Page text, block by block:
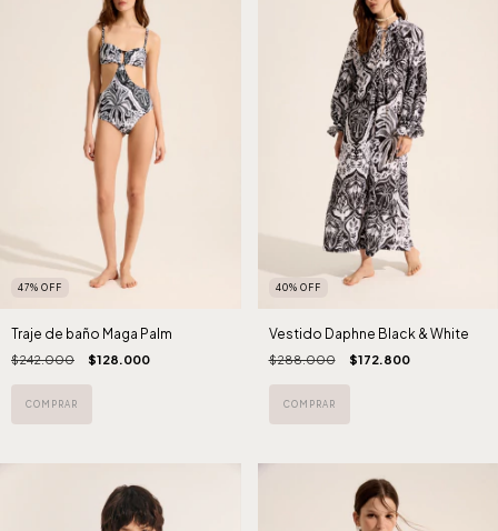
47% OFF
Traje de baño Maga Palm
$242.000 $128.000
COMPRAR
40% OFF
Vestido Daphne Black & White
$288.000 $172.800
COMPRAR